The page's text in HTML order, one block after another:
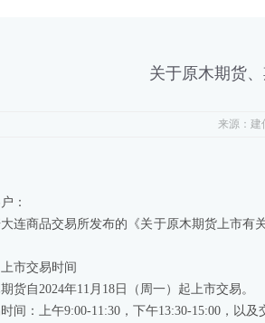
关于原木期货
来源：
：
连商品交易所发布的《关于原木期货上市有
市交易时间
货自2024年11月18日（周一）起上市交易。
间：上午9:00-11:30，下午13:30-15:00，以